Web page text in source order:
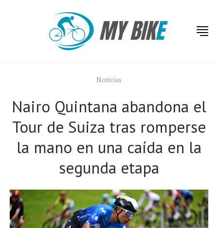
Noticias
Nairo Quintana abandona el
Tour de Suiza tras romperse
la mano en una caída en la
segunda etapa